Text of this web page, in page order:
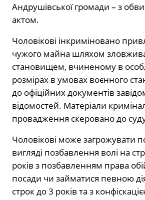
Андрушівської громади – з
актом.
Чоловікові інкриміновано
чужого майна шляхом
становищем, вчиненому в
розмірах в умовах воєнного
до офіційних документів
відомостей. Матеріали
провадження скеровано до
Чоловікові може загрожувати
вигляді позбавлення волі на
років з позбавленням права
посади чи займатися певною
строк до 3 років та з